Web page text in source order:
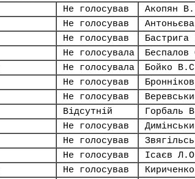
Не голосував Акопян
Не голосував
Не голосував
Не голосувала
Не голосувала Бойко
Не голосував
Не голосував
Відсутній Горбаль
Не голосував
Не голосував
Не голосував Ісаєв
Не голосував